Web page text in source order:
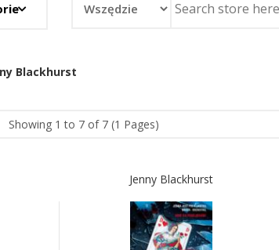
Blackhurst
Showing 1 to 7 of 7 (1 Pages)
Jenny Blackhurst